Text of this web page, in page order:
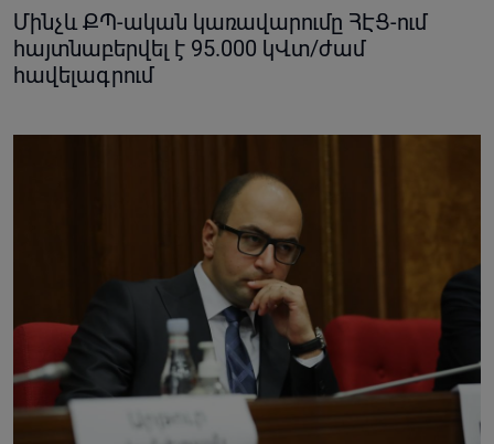
Մինչև ՔՊ-ական կառավարումը ՀԷՑ-ում
հայտնաբերվել է 95.000 կՎտ/ժամ
հավելագրում